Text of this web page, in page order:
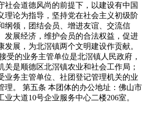
社会道德风尚的前提下，以建设有中国
理论为指导，坚持党在社会主义初级阶
纲领，团结会员、增进友谊、交流信
发展经济，维护会员的合法权益，促进
发展，为北滘镇两个文明建设作贡献。
受的业务主管单位是北滘镇人民政府，
关是顺德区北滘镇农业和社会工作局；
业务主管单位、社团登记管理机关的业
理。 第五条 本团体的办公地址：佛山市
业大道10号企业服务中心二楼206室。